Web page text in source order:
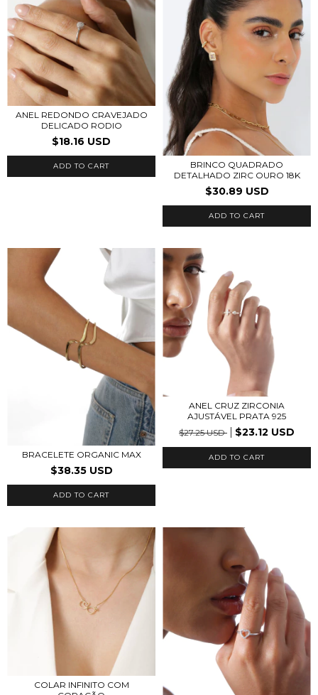
ANEL REDONDO CRAVEJADO
DELICADO RODIO
$18.16 USD
ADD TO CART
BRINCO QUADRADO
DETALHADO ZIRC OURO 18K
$30.89 USD
ADD TO CART
BRACELETE ORGANIC MAX
$38.35 USD
ADD TO CART
ANEL CRUZ ZIRCONIA
AJUSTÁVEL PRATA 925
$27.25 USD
$23.12 USD
COLAR INFINITO COM